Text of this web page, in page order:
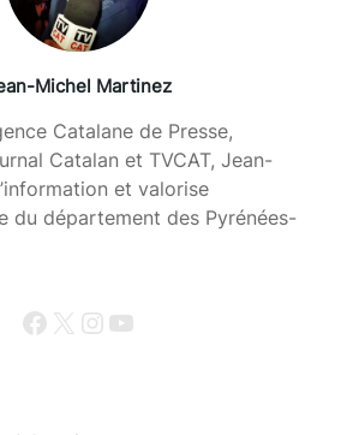
Michel Martinez
Catalane de Presse,
Catalan et TVCAT, Jean-
et valorise
du département des Pyrénées-
Facebook X Instagram YouTube